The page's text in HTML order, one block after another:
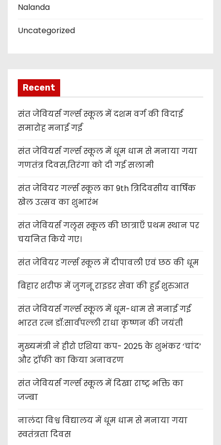
Nalanda
Uncategorized
Recent
संत जेवियर्स गर्ल्स स्कूल में दशम वर्ग की विदाई
समारोह मनाई गई
संत जेवियर्स गर्ल्स स्कूल में धूम धाम से मनाया गया
गणतंत्र दिवस,तिरंगा को दी गई सलामी
संत जेवियर गर्ल्स स्कूल का 9th त्रिदिवसीय वार्षिक
खेल उत्सव का शुभारंभ
संत जेवियर्स गल्र्स स्कूल की छात्र‌ाएँ प्रथम स्थान पर
चयनित किये गए।
संत जेवियर गर्ल्स स्कूल में दीपावली एवं छठ की धूम
बिहार शरीफ में जुगनू राइडर सेवा की हुई शुरुआत
संत जेवियर्स गर्ल्स स्कूल में धूम-धाम से मनाई गई
भारत रत्न डॉ:सार्वपल्ली राधा कृष्णन की जयंती
मुख्यमंत्री ने हीरो एशिया कप- 2025 के शुभंकर ‘चांद’
और ट्रॉफी का किया अनावरण
संत जेवियर्स गर्ल्स स्कूल में दिखा राष्ट्र भक्ति का
जज्बा
नालंदा विश्व विद्यालय में धूम धाम से मनाया गया
स्वतंत्रता दिवस